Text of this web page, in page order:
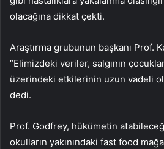
olacağına dikkat çekti.
Araştırma grubunun başkanı Prof.
“Elimizdeki veriler, salgının
üzerindeki etkilerinin uzun vadeli
dedi.
Prof. Godfrey, hükümetin
okulların yakınındaki fast food